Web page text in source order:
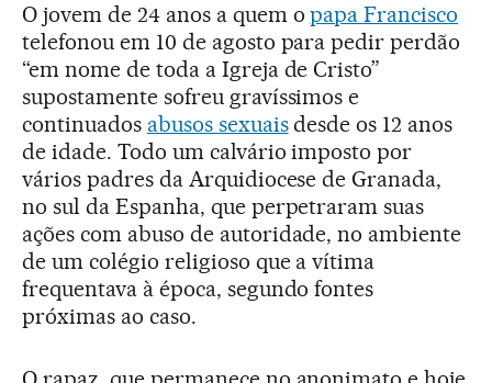
O jovem de 24 anos a quem opapa Francisco
telefonou em 10 de agosto para pedir perdão
“em nome de toda a Igreja de Cristo”
supostamente sofreu gravíssimos e
continuados abusos sexuaisdesde os 12 anos
de idade. Todo um calvário imposto por
vários padres da Arquidiocese de Granada,
no sul da Espanha, que perpetraram suas
ações com abuso de autoridade, no ambiente
de um colégio religioso que a vítima
frequentava à época, segundo fontes
próximas ao caso.